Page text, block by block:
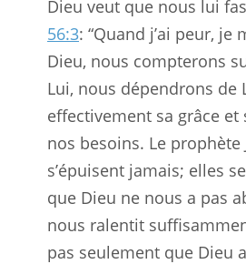
Dieu veut que nous lui
56:3: “Quand j’ai peur,
Dieu, nous compterons
Lui, nous dépendrons de
effectivement sa grâce
nos besoins. Le prophète
s’épuisent jamais; elles
que Dieu ne nous a pas
nous ralentit
pas seulement que Dieu